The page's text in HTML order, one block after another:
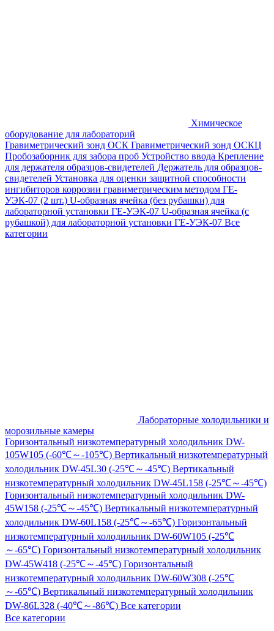
Химическое
оборудование для лабораторий
Гравиметрический зонд ОСК Гравиметрический зонд ОСКЦ
Пробозаборник для забора проб Устройство ввода Крепление
для держателя образцов-свидетелей Держатель для образцов-
свидетелей Установка для оценки защитной способности
ингибиторов коррозии гравиметрическим методом ГЕ-
УЭК-07 (2 шт.) U-образная ячейка (без рубашки) для
лабораторной установки ГЕ-УЭК-07 U-образная ячейка (с
рубашкой) для лабораторной установки ГЕ-УЭК-07 Все
категории
Лабораторные холодильники и
морозильные камеры
Горизонтальный низкотемпературный холодильник DW-
105W105 (-60℃～-105℃) Вертикальный низкотемпературный
холодильник DW-45L30 (-25℃～-45℃) Вертикальный
низкотемпературный холодильник DW-45L158 (-25℃～-45℃)
Горизонтальный низкотемпературный холодильник DW-
45W158 (-25℃～-45℃) Вертикальный низкотемпературный
холодильник DW-60L158 (-25℃～-65℃) Горизонтальный
низкотемпературный холодильник DW-60W105 (-25℃
～-65℃) Горизонтальный низкотемпературный холодильник
DW-45W418 (-25℃～-45℃) Горизонтальный
низкотемпературный холодильник DW-60W308 (-25℃
～-65℃) Вертикальный низкотемпературный холодильник
DW-86L328 (-40℃～-86℃) Все категории
Все категории